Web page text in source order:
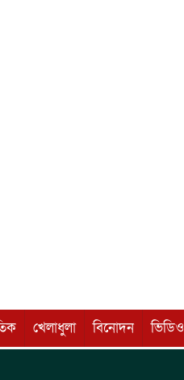
খেলাধুলা বিনোদন ভিডিও